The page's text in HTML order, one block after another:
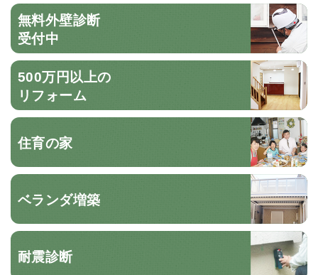
無料外壁診断
受付中
500万円以上の
リフォーム
住育の家
ベランダ増築
耐震診断